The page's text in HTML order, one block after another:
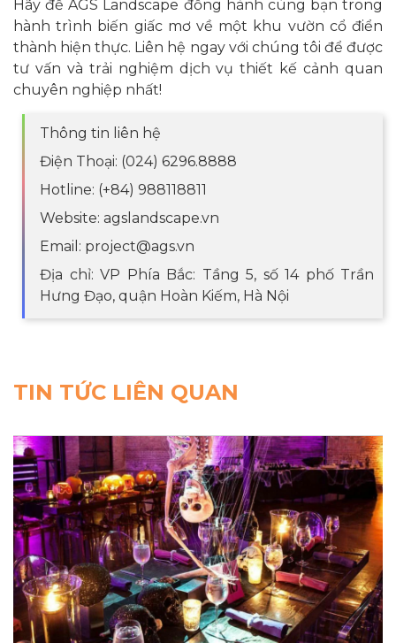
Hãy để AGS Landscape đồng hành cùng bạn trong
hành trình biến giấc mơ về một khu vườn cổ điển
thành hiện thực. Liên hệ ngay với chúng tôi để được
tư vấn và trải nghiệm dịch vụ thiết kế cảnh quan
chuyên nghiệp nhất!
Thông tin liên hệ
Điện Thoại: (024) 6296.8888
Hotline: (+84) 988118811
Website: agslandscape.vn
Email: project@ags.vn
Địa chỉ: VP Phía Bắc: Tầng 5, số 14 phố Trần
Hưng Đạo, quận Hoàn Kiếm, Hà Nội
TIN TỨC LIÊN QUAN